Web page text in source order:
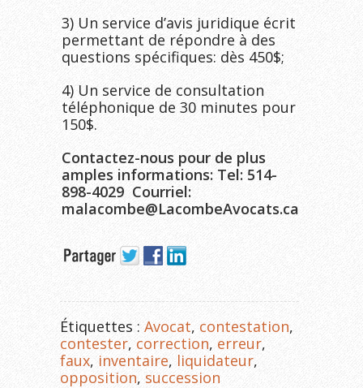
3) Un service d’avis juridique écrit
permettant de répondre à des
questions spécifiques: dès 450$;
4) Un service de consultation
téléphonique de 30 minutes pour
150$.
Contactez-nous pour de plus
amples informations: Tel: 514-
898-4029 Courriel:
malacombe@LacombeAvocats.ca
Étiquettes : Avocat, contestation,
contester, correction, erreur,
faux, inventaire, liquidateur,
opposition, succession